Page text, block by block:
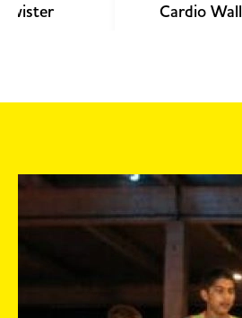
Twister Cardio Wall